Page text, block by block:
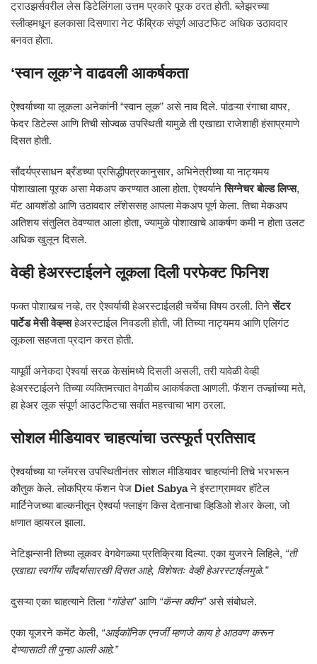
ट्राउझर्सवरील लेस डिटेलिंगला उत्तम प्रकारे पूरक ठरत होती. ब्लेझरच्या
स्लीव्हमधून हलकासा दिसणारा नेट फॅब्रिक संपूर्ण आउटफिट अधिक उठावदार
बनवत होता.
‘स्वान लूक’ने वाढवली आकर्षकता
ऐश्वर्याच्या या लूकला अनेकांनी “स्वान लूक” असे नाव दिले. पांढऱ्या रंगाचा वापर,
फेदर डिटेल्स आणि तिची सोज्वळ उपस्थिती यामुळे ती एखाद्या राजेशाही हंसाप्रमाणे
दिसत होती.
सौंदर्यप्रसाधन ब्रँडच्या प्रसिद्धीपत्रकानुसार, अभिनेत्रीच्या या नाट्यमय
पोशाखाला पूरक असा मेकअप करण्यात आला होता. ऐश्वर्यानेसिग्नेचर बोल्ड लिप्स,
मॅट आयशॅडो आणि उठावदार लॅशेससह आपला मेकअप पूर्ण केला. तिचा मेकअप
अतिशय संतुलित ठेवण्यात आला होता, ज्यामुळे पोशाखाचे आकर्षण कमी न होता उलट
अधिक खुलून दिसले.
वेव्ही हेअरस्टाईलने लूकला दिली परफेक्ट फिनिश
फक्त पोशाखच नव्हे, तर ऐश्वर्याची हेअरस्टाईलही चर्चेचा विषय ठरली. तिनेसेंटर
पार्टेड मेसी वेव्ह्सहेअरस्टाईल निवडली होती, जी तिच्या नाट्यमय आणि एलिगंट
लूकला सहजता प्रदान करत होती.
यापूर्वी अनेकदा ऐश्वर्या सरळ केसांमध्ये दिसली असली, तरी यावेळी वेव्ही
हेअरस्टाईलने तिच्या व्यक्तिमत्त्वात वेगळीच आकर्षकता आणली. फॅशन तज्ज्ञांच्या मते,
हा हेअर लूक संपूर्ण आउटफिटचा सर्वात महत्त्वाचा भाग ठरला.
सोशल मीडियावर चाहत्यांचा उत्स्फूर्त प्रतिसाद
ऐश्वर्याच्या या ग्लॅमरस उपस्थितीनंतर सोशल मीडियावर चाहत्यांनी तिचे भरभरून
कौतुक केले. लोकप्रिय फॅशन पेज Diet Sabyaने इंस्टाग्रामवर हॉटेल
मार्टिनेजच्या बाल्कनीतून ऐश्वर्या फ्लाइंग किस देतानाचा व्हिडिओ शेअर केला, जो
क्षणात व्हायरल झाला.
नेटिझन्सनी तिच्या लूकवर वेगवेगळ्या प्रतिक्रिया दिल्या. एका युजरने लिहिले, “ती
एखाद्या स्वर्गीय सौंदर्यासारखी दिसत आहे, विशेषतः वेव्ही हेअरस्टाईलमुळे.”
दुसऱ्या एका चाहत्याने तिला “गॉडेस”आणि “कॅन्स क्वीन”असे संबोधले.
एका यूजरने कमेंट केली, “आईकॉनिक एनर्जी म्हणजे काय हे आठवण करून
देण्यासाठी ती पुन्हा आली आहे.”